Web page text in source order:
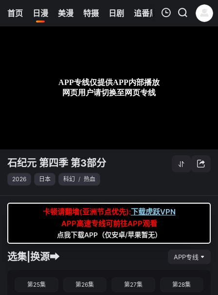
首页 日漫 美漫 特摄 日剧 追番周表 今日更新
0
清空
石纪元 第四季 第3部分
2026 日本 科幻 / 热血
卡顿请翻墙(亚洲节点优先):下载虎跃VPN
APP高速专线可前往APP观看
点我下载APP（仅安卓/苹果暂无）
选集|换源➡ APP专线
第25集 第26集 第27集 第28集